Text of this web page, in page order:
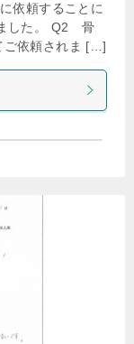
依頼することに
した。 Q2 骨
ご依頼されま […]